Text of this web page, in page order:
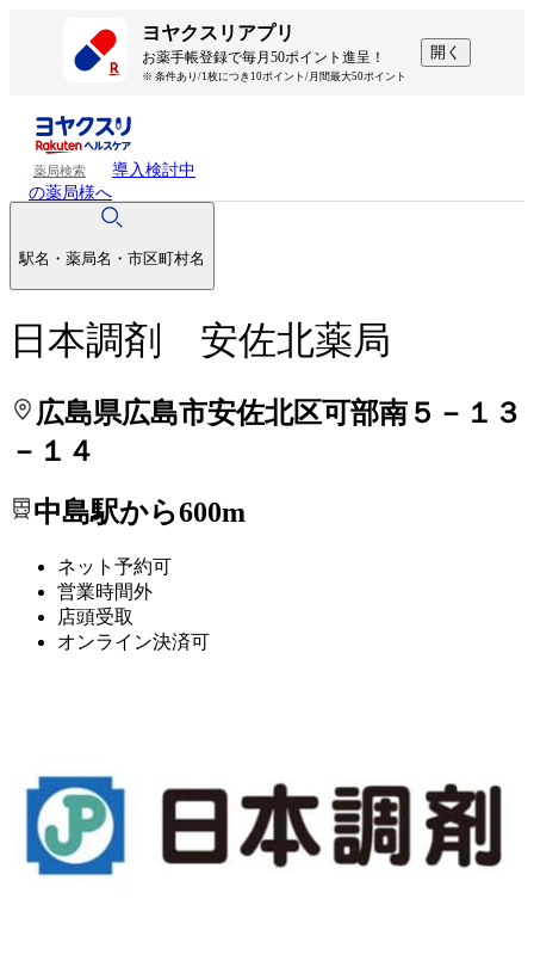
ヨヤクスリアプリ
お薬手帳登録で毎月50ポイント進呈！
※ 条件あり/1枚につき10ポイント/月間最大50ポイント
開く
薬局検索
導入検討中
の薬局様へ
駅名・薬局名・市区町村名
日本調剤 安佐北薬局
広島県広島市安佐北区可部南５－１３
－１４
中島駅から600m
ネット予約可
営業時間外
店頭受取
オンライン決済可
処方せんを送って待ち時間を短く！
処方せんを送って待ち時間を短く！